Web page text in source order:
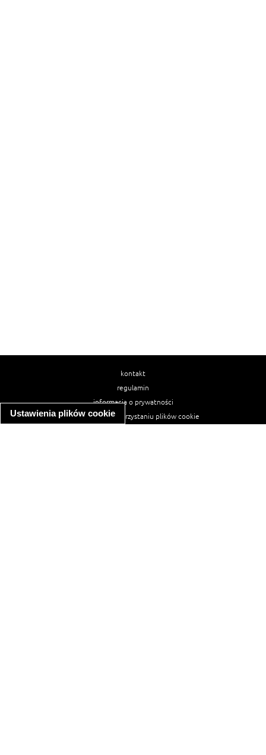
Ustawienia plików cookie
kontakt
regulamin
informacja o prywatności
informacja o wykorzystaniu plików cookie